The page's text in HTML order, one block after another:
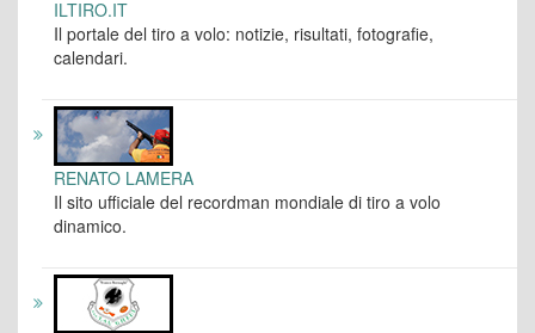
ILTIRO.IT
Il portale del tiro a volo: notizie, risultati, fotografie,
calendari.
RENATO LAMERA
Il sito ufficiale del recordman mondiale di tiro a volo
dinamico.